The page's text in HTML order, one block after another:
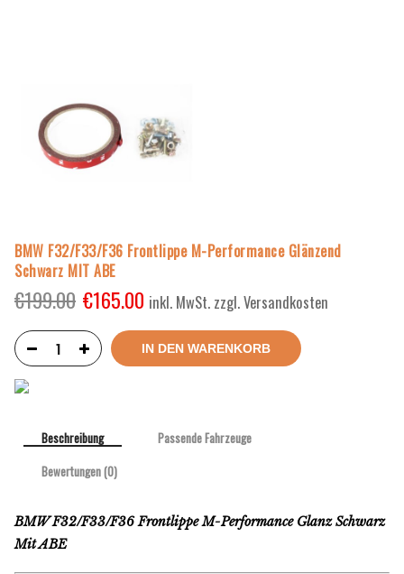
BMW F32/F33/F36 Frontlippe M-Performance Glänzend
Schwarz MIT ABE
€199.00 €165.00 inkl. MwSt. zzgl. Versandkosten
IN DEN WARENKORB
Beschreibung
Passende Fahrzeuge
Bewertungen (0)
BMW F32/F33/F36 Frontlippe M-Performance Glanz Schwarz
Mit ABE